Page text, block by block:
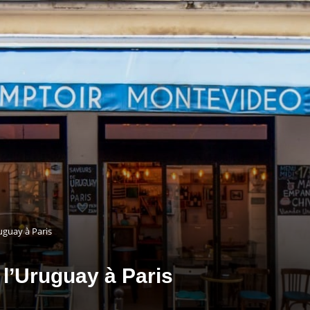
à Paris
à Paris